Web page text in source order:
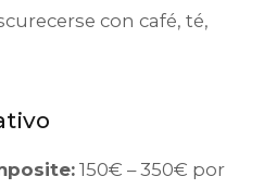
con café, té,
150€ – 350€ por